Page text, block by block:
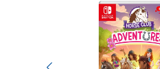
Bildergalerie überspringen